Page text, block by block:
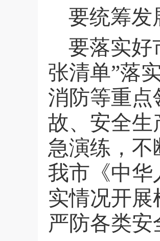
要统筹发
要落实好
张清单”落
消防等重
故、安全生
急演练，
我市《中华
实情况开
严防各类